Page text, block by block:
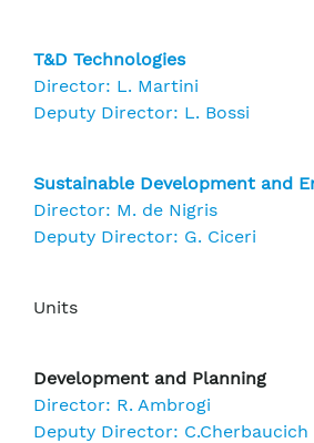
T&D Technologies
Director: L. Martini
Deputy Director: L. Bossi
Sustainable Development and
Director: M. de Nigris
Deputy Director: G. Ciceri
Units
Development and Planning
Director: R. Ambrogi
Deputy Director: C.Cherbaucich